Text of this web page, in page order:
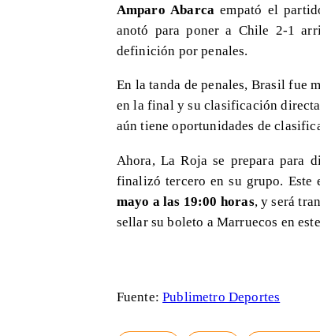
Amparo Abarca empató el
anotó para poner a Chile 2-1
definición por penales.
En la tanda de penales, Brasil fue
en la final y su clasificación
aún tiene oportunidades de
Ahora, La Roja se prepara para
finalizó tercero en su grupo.
mayo a las 19:00 horas, y será
sellar su boleto a Marruecos en
Fuente:Publimetro Deportes